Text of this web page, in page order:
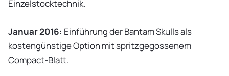
Einzelstocktechnik.
Januar 2016: Einführung der Bantam Skulls als
kostengünstige Option mit spritzgegossenem
Compact-Blatt.